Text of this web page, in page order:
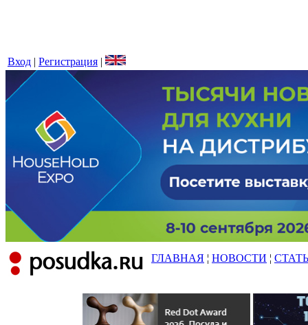
Вход | Регистрация |
ГЛАВНАЯ ¦ НОВОСТИ ¦